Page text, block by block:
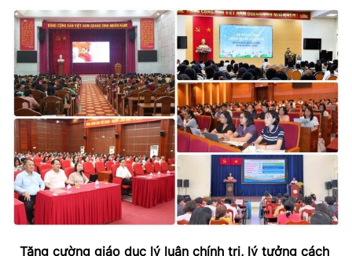
Tăng cường giáo dục lý luận chính trị, lý tưởng cách